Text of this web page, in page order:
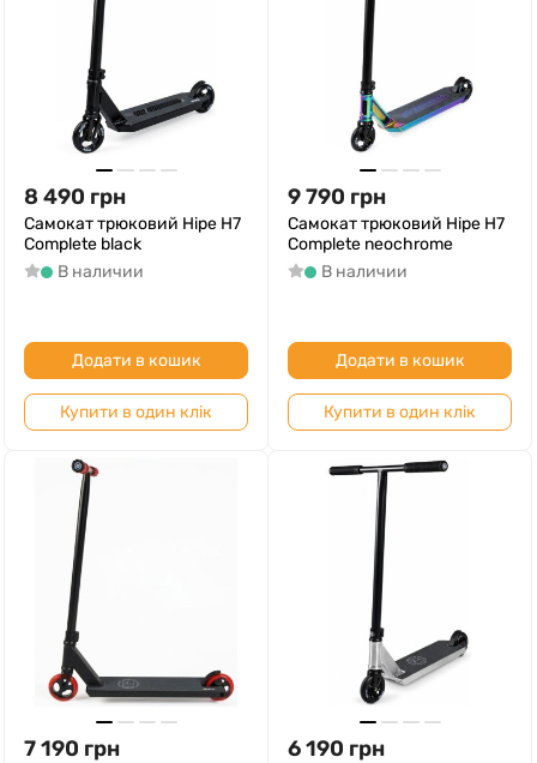
8 490 грн
Самокат трюковий Hipe H7
Complete black
В наличии
Додати в кошик
Купити в один клік
9 790 грн
Самокат трюковий Hipe H7
Complete neochrome
В наличии
Додати в кошик
Купити в один клік
7 190 грн 6 190 грн